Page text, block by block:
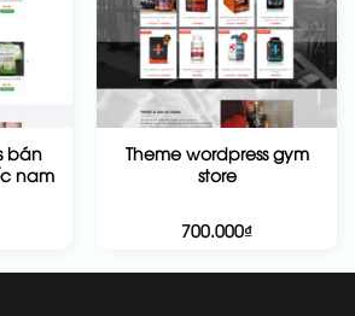
bán
nam
Theme wordpress gym
store
700.000₫